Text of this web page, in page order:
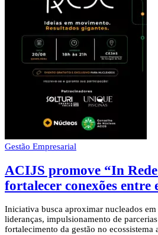
Gestão Empresarial
ACIJS promove “In
fortalecer conexões entre
Iniciativa busca aproximar nucleados em
lideranças, impulsionamento de parcerias
fortalecimento da gestão no ecossistema